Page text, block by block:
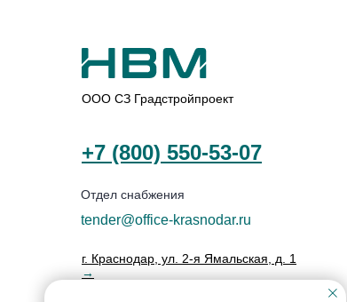
+7 (800) 550-53-07
г. Краснодар, ул. 2-я Ямальская, д. 1
→
ООО СЗ Градстройпроект
tender@office-krasnodar.ru
Отдел снабжения